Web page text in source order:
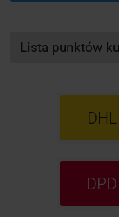
DHL
DPD